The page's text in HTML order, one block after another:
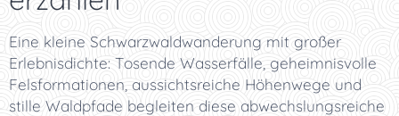
Eine kleine Schwarzwaldwanderung mit großer
Erlebnisdichte: Tosende Wasserfälle, geheimnisvolle
Felsformationen, aussichtsreiche Höhenwege und
stille Waldpfade begleiten diese abwechslungsreiche